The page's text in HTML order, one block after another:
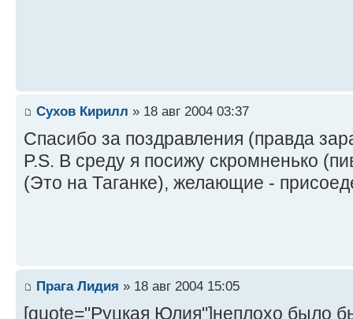
Сухов Кирилл » 18 авг 2004 03:37
Спасибо за поздравления (правда
P.S. В среду я посижу скромненько
(Это на Таганке), желающие -
Прага Лидия » 18 авг 2004 15:05
[quote="Руцкая Юлия"]неплохо было